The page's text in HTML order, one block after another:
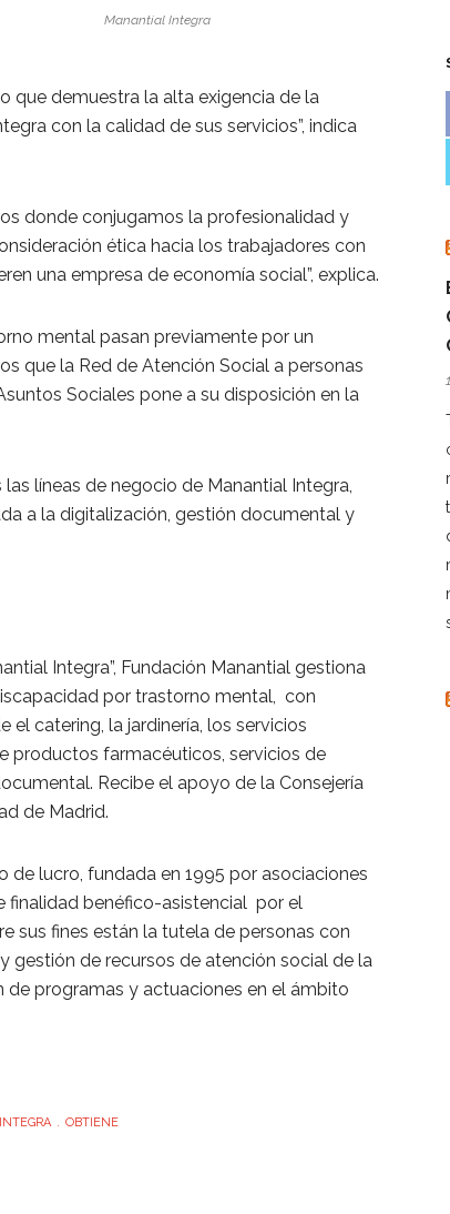
Manantial Integra
que demuestra la alta exigencia de la
con la calidad de sus servicios”, indica
donde conjugamos la profesionalidad y
ética hacia los trabajadores con
una empresa de economía social”, explica.
mental pasan previamente por un
que la Red de Atención Social a personas
Sociales pone a su disposición en la
líneas de negocio de Manantial Integra,
a la digitalización, gestión documental y
Integra”, Fundación Manantial gestiona
por trastorno mental, con
catering, la jardinería, los servicios
productos farmacéuticos, servicios de
Recibe el apoyo de la Consejería
de Madrid.
de lucro, fundada en 1995 por asociaciones
finalidad benéfico-asistencial por el
sus fines están la tutela de personas con
gestión de recursos de atención social de la
de programas y actuaciones en el ámbito
OBTIENE